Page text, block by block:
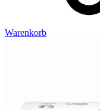
Warenkorb